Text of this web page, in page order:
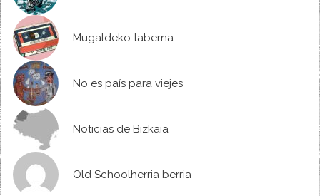
Mugaldeko taberna
No es país para viejes
Noticias de Bizkaia
Old Schoolherria berria